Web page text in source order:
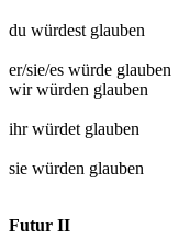
du würdest glauben
er/sie/es würde glauben
wir würden glauben
ihr würdet glauben
sie würden glauben
Futur II